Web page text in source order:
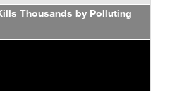
Thousands by Polluting